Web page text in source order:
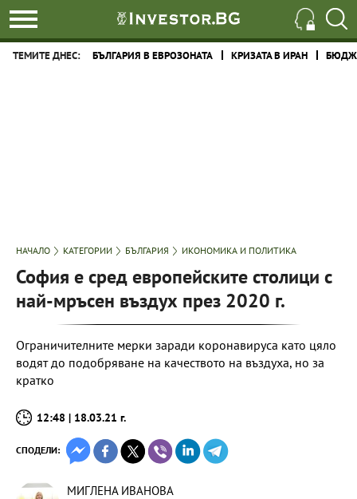
ТЕМИТЕ ДНЕС: БЪЛГАРИЯ В ЕВРОЗОНАТА КРИЗАТА В ИРАН
НАЧАЛО КАТЕГОРИИ БЪЛГАРИЯ ИКОНОМИКА И ПОЛИТИКА
София е сред европейските столици с
най-мръсен въздух през 2020 г.
Ограничителните мерки заради коронавируса като цяло
водят до подобряване на качеството на въздуха, но за
кратко
12:48 | 18.03.21 г.
СПОДЕЛИ:
МИГЛЕНА ИВАНОВА